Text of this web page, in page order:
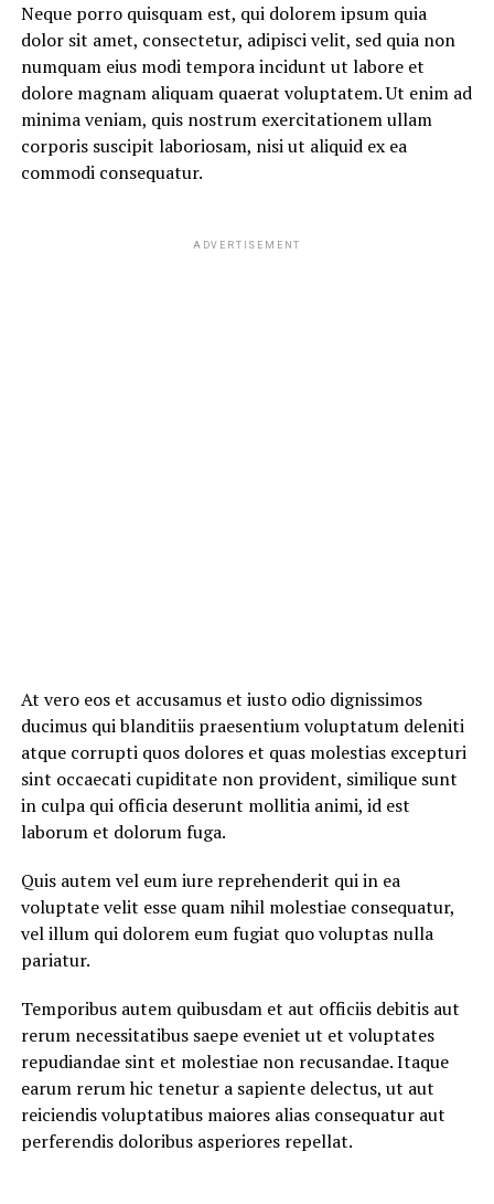
Neque porro quisquam est, qui dolorem ipsum quia
dolor sit amet, consectetur, adipisci velit, sed quia non
numquam eius modi tempora incidunt ut labore et
dolore magnam aliquam quaerat voluptatem. Ut enim ad
minima veniam, quis nostrum exercitationem ullam
corporis suscipit laboriosam, nisi ut aliquid ex ea
commodi consequatur.
ADVERTISEMENT
At vero eos et accusamus et iusto odio dignissimos
ducimus qui blanditiis praesentium voluptatum deleniti
atque corrupti quos dolores et quas molestias excepturi
sint occaecati cupiditate non provident, similique sunt
in culpa qui officia deserunt mollitia animi, id est
laborum et dolorum fuga.
Quis autem vel eum iure reprehenderit qui in ea
voluptate velit esse quam nihil molestiae consequatur,
vel illum qui dolorem eum fugiat quo voluptas nulla
pariatur.
Temporibus autem quibusdam et aut officiis debitis aut
rerum necessitatibus saepe eveniet ut et voluptates
repudiandae sint et molestiae non recusandae. Itaque
earum rerum hic tenetur a sapiente delectus, ut aut
reiciendis voluptatibus maiores alias consequatur aut
perferendis doloribus asperiores repellat.